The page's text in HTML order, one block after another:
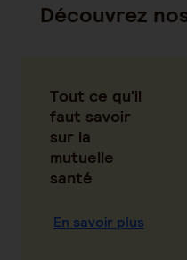
Découvrez
Tout ce qu'il
faut savoir
sur la
mutuelle
santé
En savoir plus